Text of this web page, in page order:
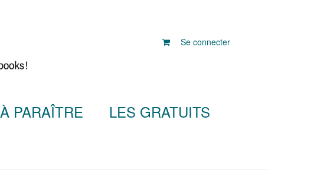
Se connecter
À PARAÎTRE LES GRATUITS